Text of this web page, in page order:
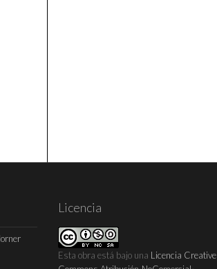
Licencia
Esta obra está bajo una Licencia Creative